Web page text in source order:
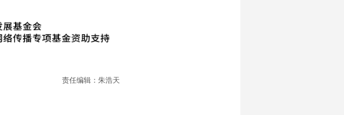
责任编辑：朱浩天